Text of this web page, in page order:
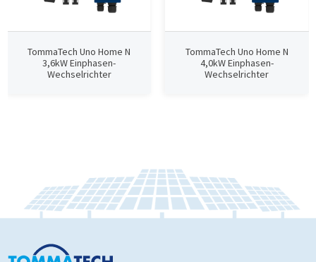
TommaTech Uno Home N
3,6kW Einphasen-
Wechselrichter
TommaTech Uno Home N
4,0kW Einphasen-
Wechselrichter